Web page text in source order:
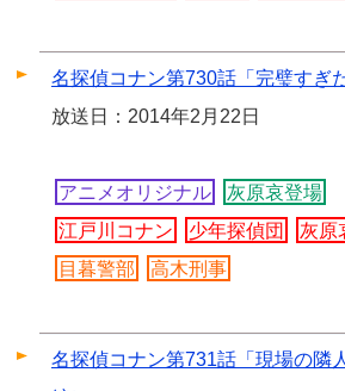
名探偵コナン第730話「完璧すぎ
放送日：2014年2月22日
アニメオリジナル
灰原哀登場
江戸川コナン
少年探偵団 灰原
目暮警部
高木刑事
名探偵コナン第731話「現場の隣